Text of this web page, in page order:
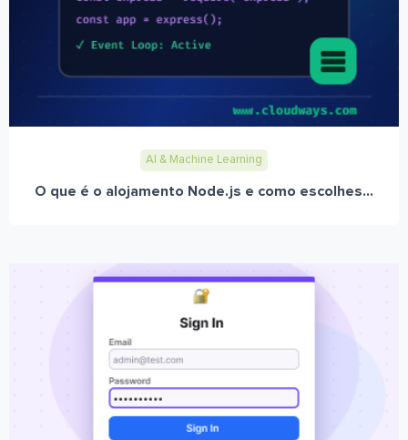
AI & Machine Learning
O que é o alojamento Node.js e como escolhes...